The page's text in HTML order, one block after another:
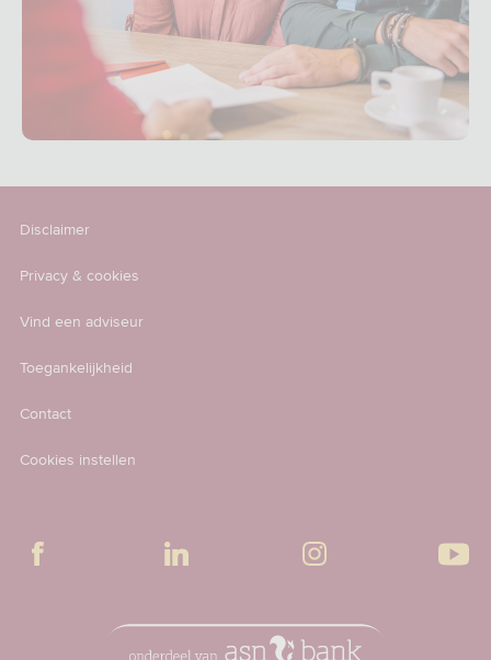
Disclaimer
Privacy & cookies
Vind een adviseur
Toegankelijkheid
Contact
Cookies instellen